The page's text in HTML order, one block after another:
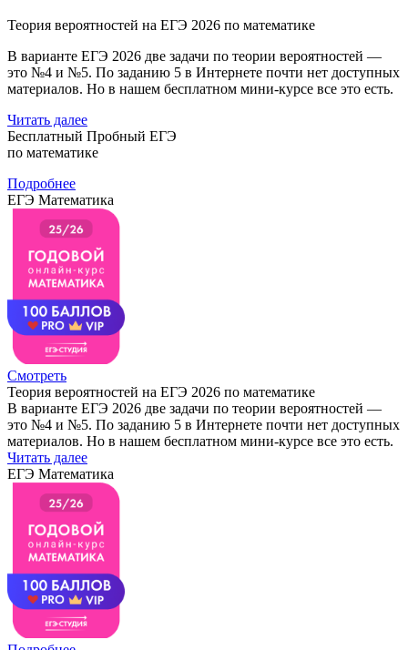
Теория вероятностей на ЕГЭ 2026 по математике
В варианте ЕГЭ 2026 две задачи по теории вероятностей —
это №4 и №5. По заданию 5 в Интернете почти нет доступных
материалов. Но в нашем бесплатном мини-курсе все это есть.
Читать далее
Бесплатный Пробный ЕГЭ
по математике
Подробнее
ЕГЭ Математика
Смотреть
Теория вероятностей на ЕГЭ 2026 по математике
В варианте ЕГЭ 2026 две задачи по теории вероятностей —
это №4 и №5. По заданию 5 в Интернете почти нет доступных
материалов. Но в нашем бесплатном мини-курсе все это есть.
Читать далее
ЕГЭ Математика